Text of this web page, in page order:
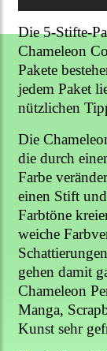
Die 5-Stifte-
Chameleon
Pakete
jedem Paket
nützlichen
Die
die durch
Farbe
einen Stift
Farbtöne
weiche
gehen damit
Chameleon
Manga,
Kunst sehr